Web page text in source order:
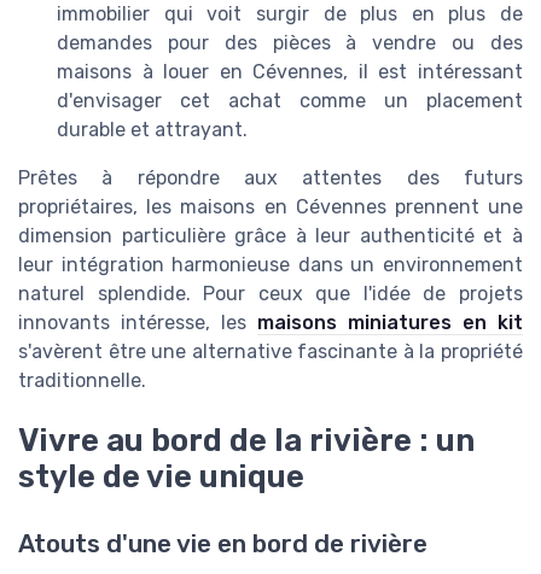
immobilier qui voit surgir de plus en plus de
demandes pour des pièces à vendre ou des
maisons à louer en Cévennes, il est intéressant
d'envisager cet achat comme un placement
durable et attrayant.
Prêtes à répondre aux attentes des futurs
propriétaires, les maisons en Cévennes prennent une
dimension particulière grâce à leur authenticité et à
leur intégration harmonieuse dans un environnement
naturel splendide. Pour ceux que l'idée de projets
innovants intéresse, les maisons miniatures en kit
s'avèrent être une alternative fascinante à la propriété
traditionnelle.
Vivre au bord de la rivière : un
style de vie unique
Atouts d'une vie en bord de rivière